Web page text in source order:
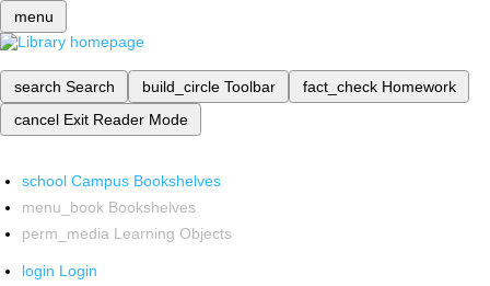
menu
search Search build_circle Toolbar fact_check Homework
cancel Exit Reader Mode
school Campus Bookshelves
menu_book Bookshelves
perm_media Learning Objects
login Login